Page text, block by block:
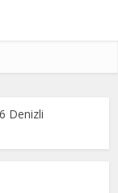
Denizli